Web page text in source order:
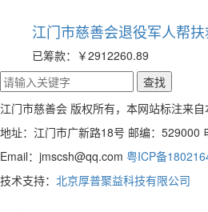
江门市慈善会退役军人帮
已筹款： ￥2912260.89
江门市慈善会 版权所有，本网站标注来
地址：江门市广新路18号 邮编：529000
Email：jmscsh@qq.com 粤ICP备
技术支持： 北京厚普聚益科技有限公司